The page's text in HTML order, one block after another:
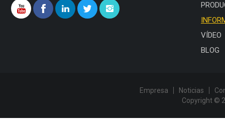
VÍDEO
BLOG
Empresa Noticias
Copyright ©